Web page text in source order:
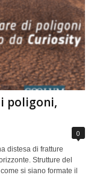
poligoni,
0
distesa di fratture
Strutture del
si siano formate il